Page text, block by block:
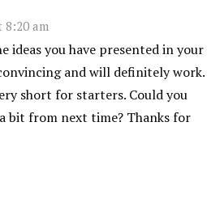
8:20 am
ideas you have presented in your
and will definitely work.
short for starters. Could you
bit from next time? Thanks for